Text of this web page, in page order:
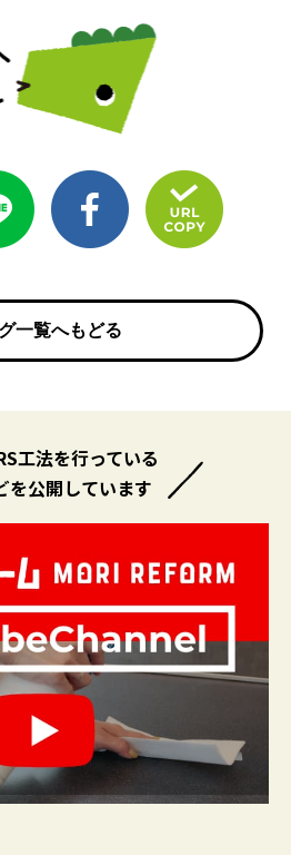
一覧へもどる
一覧へもどる
工法を行っている
を公開しています